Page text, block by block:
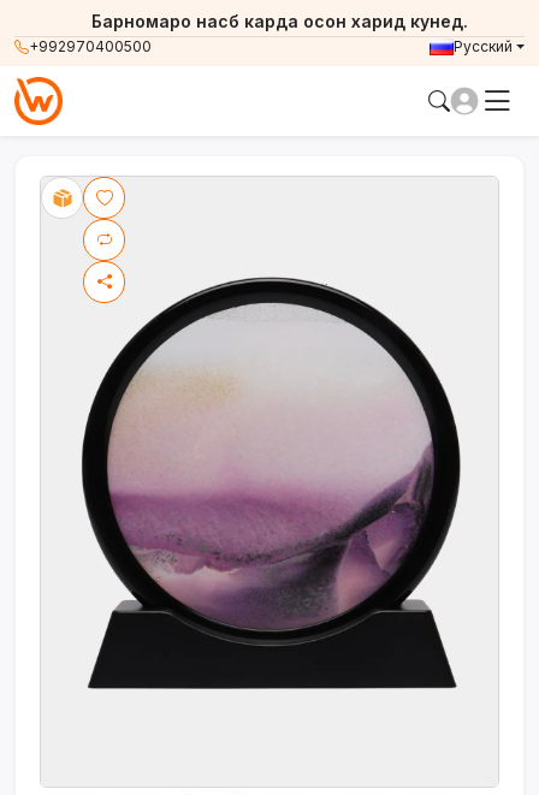
+992970400500
Барномаро насб карда осон харид кунед.
Русский